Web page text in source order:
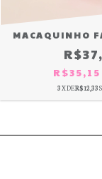
MACAQUINHO
R$35,15
3X DER$12,33